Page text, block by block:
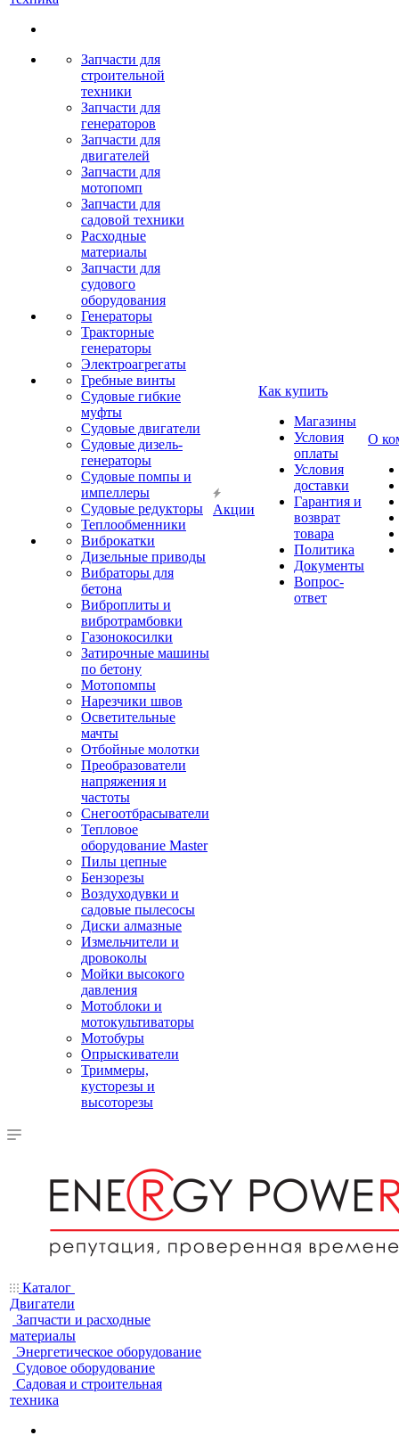
Запчасти для
строительной
техники
Запчасти для
генераторов
Запчасти для
двигателей
Запчасти для
мотопомп
Запчасти для
садовой техники
Расходные
материалы
Запчасти для
судового
оборудования
Генераторы
Тракторные
генераторы
Электроагрегаты
Гребные винты
Судовые гибкие
муфты
Судовые двигатели
Судовые дизель-
генераторы
Судовые помпы и
импеллеры
Судовые редукторы
Теплообменники
Виброкатки
Дизельные приводы
Вибраторы для
бетона
Виброплиты и
вибротрамбовки
Газонокосилки
Затирочные машины
по бетону
Мотопомпы
Нарезчики швов
Осветительные
мачты
Отбойные молотки
Преобразователи
напряжения и
частоты
Снегоотбрасыватели
Тепловое
оборудование Master
Пилы цепные
Бензорезы
Воздуходувки и
садовые пылесосы
Диски алмазные
Измельчители и
дровоколы
Мойки высокого
давления
Мотоблоки и
мотокультиваторы
Мотобуры
Опрыскиватели
Триммеры,
кусторезы и
высоторезы
Акции
Как купить
Магазины
Условия
оплаты
Условия
доставки
Гарантия и
возврат
товара
Политика
Документы
Вопрос-
ответ
О
Каталог
Двигатели
Запчасти и расходные
материалы
Энергетическое оборудование
Судовое оборудование
Садовая и строительная
техника